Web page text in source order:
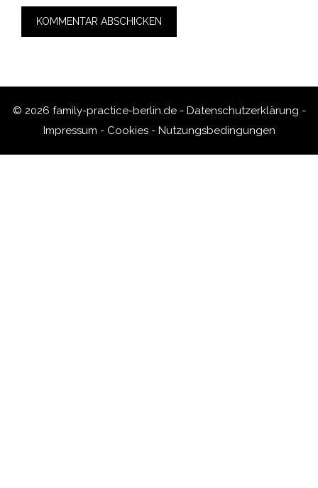
© 2026 family-practice-berlin.de - Datenschutzerklärung -
Impressum - Cookies- Nutzungsbedingungen